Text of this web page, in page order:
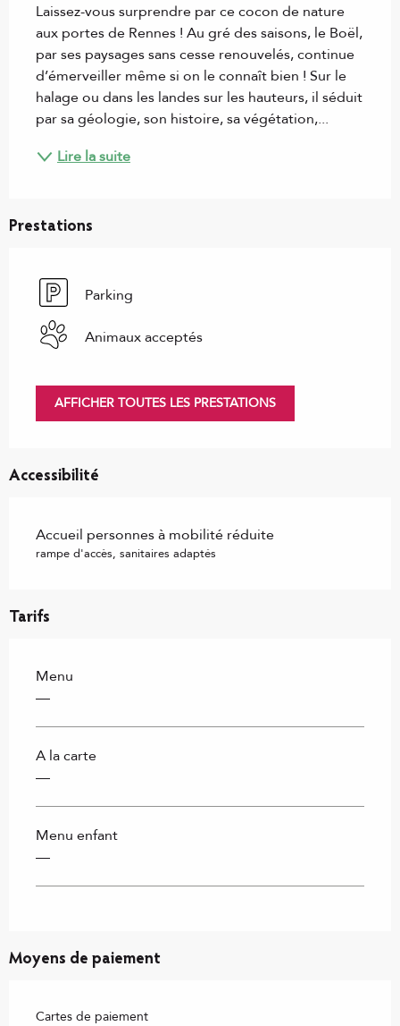
Laissez-vous surprendre par ce cocon de nature
aux portes de Rennes ! Au gré des saisons, le Boël,
par ses paysages sans cesse renouvelés, continue
d’émerveiller même si on le connaît bien ! Sur le
halage ou dans les landes sur les hauteurs, il séduit
par sa géologie, son histoire, sa végétation,...
Lire la suite
Prestations
Parking
Animaux acceptés
AFFICHER TOUTES LES PRESTATIONS
Accessibilité
Accueil personnes à mobilité réduite
rampe d'accès, sanitaires adaptés
Tarifs
Menu
—
A la carte
—
Menu enfant
—
Moyens de paiement
Cartes de paiement